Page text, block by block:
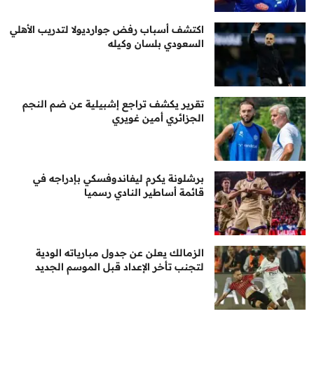
اكتشف أسباب رفض جوارديولا لتدريب الأهلي
السعودي بلسان وكيله
تقرير يكشف تراجع إشبيلية عن ضم النجم
الجزائري أمين غويري
برشلونة يكرم ليفاندوفسكي بإدراجه في
قائمة أساطير النادي رسميا
الزمالك يعلن عن جدول مبارياته الودية
لتجنب تأخر الإعداد قبل الموسم الجديد